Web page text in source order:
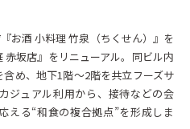
お酒 小料理 竹泉（ちくせん）』を
坂店』をリニューアル。同ビル内
め、地下1階〜2階を共立フーズサ
ジュアル利用から、接待などの会
える“和食の複合拠点”を形成しま